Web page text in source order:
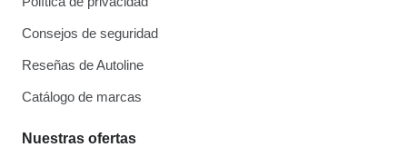
Consejos de seguridad
Reseñas de Autoline
Catálogo de marcas
Nuestras ofertas